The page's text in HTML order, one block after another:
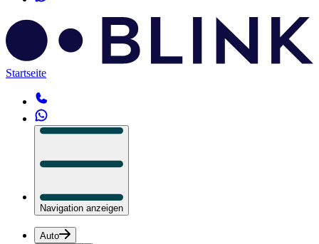
Startseite
Navigation anzeigen
Auto